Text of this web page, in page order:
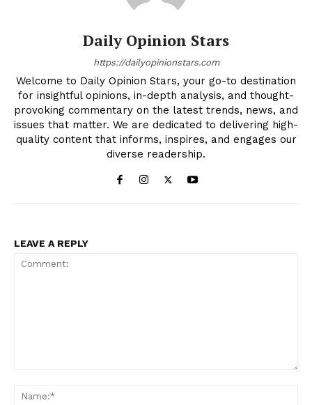
Daily Opinion Stars
https://dailyopinionstars.com
Welcome to Daily Opinion Stars, your go-to destination
for insightful opinions, in-depth analysis, and thought-
provoking commentary on the latest trends, news, and
issues that matter. We are dedicated to delivering high-
quality content that informs, inspires, and engages our
diverse readership.
LEAVE A REPLY